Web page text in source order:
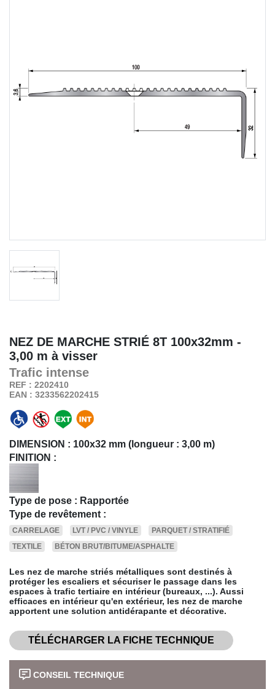
NEZ DE MARCHE STRIÉ 8T 100x32mm -
3,00 m à visser
Trafic intense
REF : 2202410
EAN : 3233562202415
DIMENSION : 100x32 mm (longueur : 3,00 m)
FINITION :
Type de pose : Rapportée
Type de revêtement :
CARRELAGE LVT / PVC / VINYLE
PARQUET / STRATIFIÉ
TEXTILE
BÉTON BRUT/BITUME/ASPHALTE
Les nez de marche striés métalliques sont destinés à
protéger les escaliers et sécuriser le passage dans les
espaces à trafic tertiaire en intérieur (bureaux, ...). Aussi
efficaces en intérieur qu'en extérieur, les nez de marche
apportent une solution antidérapante et décorative.
TÉLÉCHARGER LA FICHE TECHNIQUE
CONSEIL TECHNIQUE